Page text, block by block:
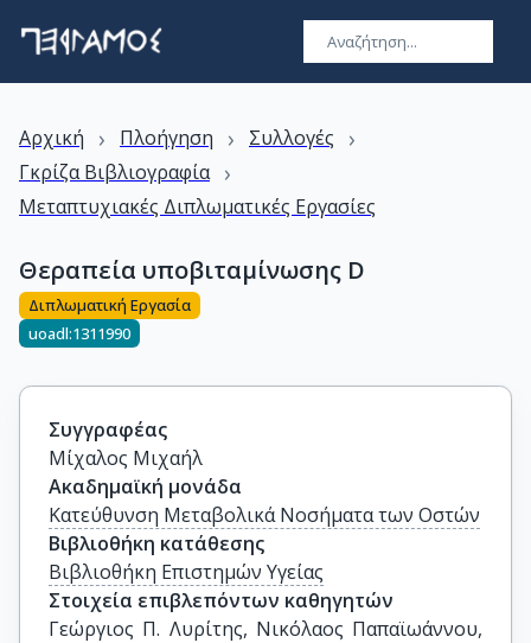
Αρχική › Πλοήγηση › Συλλογές ›
Γκρίζα Βιβλιογραφία ›
Μεταπτυχιακές Διπλωματικές Εργασίες
Θεραπεία υποβιταμίνωσης D
Διπλωματική Εργασία
uoadl:1311990
Συγγραφέας
Μίχαλος Μιχαήλ
Ακαδημαϊκή μονάδα
Κατεύθυνση Μεταβολικά Νοσήματα των Οστών
Βιβλιοθήκη κατάθεσης
Βιβλιοθήκη Επιστημών Υγείας
Στοιχεία επιβλεπόντων καθηγητών
Γεώργιος Π. Λυρίτης, Νικόλαος Παπαϊωάννου,